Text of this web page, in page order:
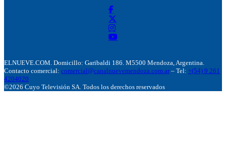
ELNUEVE.COM. Domicillo: Garibaldi 186. M5500 Mendoza, Argentina.
Contacto comercial: comercial@canalnuevemendoza.com.ar – Tel: +(54) 9 261
4204020
©2026 Cuyo Televisión SA. Todos los derechos reservados